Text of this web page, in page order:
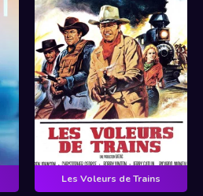
Les Voleurs de Trains